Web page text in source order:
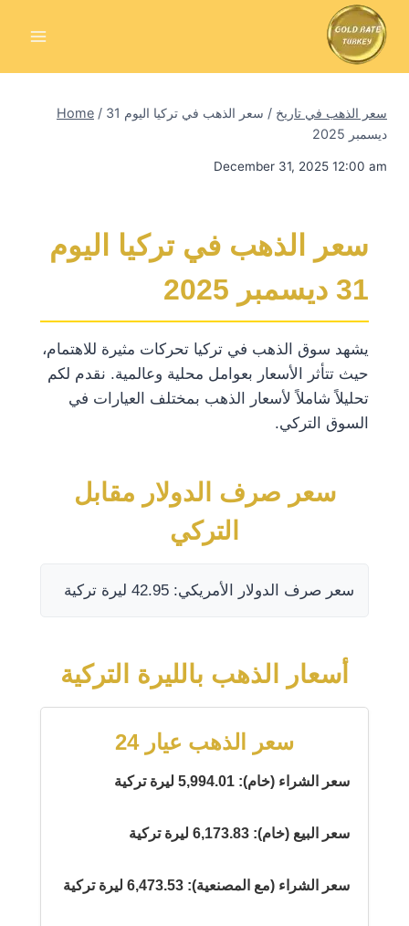
Home / سعر الذهب في تاريخ /
سعر الذهب في تركيا اليوم 31
ديسمبر 2025
December 31, 2025 12:00 am
سعر الذهب في تركيا اليوم
31 ديسمبر 2025
يشهد سوق الذهب في تركيا تحركات مثيرة للاهتمام،
حيث تتأثر الأسعار بعوامل محلية وعالمية. نقدم لكم
تحليلاً شاملاً لأسعار الذهب بمختلف العيارات في
السوق التركي.
سعر صرف الدولار مقابل
التركي
سعر صرف الدولار الأمريكي: 42.95 ليرة تركية
أسعار الذهب بالليرة التركية
سعر الذهب عيار 24
سعر الشراء (خام): 5,994.01 ليرة تركية
سعر البيع (خام): 6,173.83 ليرة تركية
سعر الشراء (مع المصنعية): 6,473.53 ليرة تركية